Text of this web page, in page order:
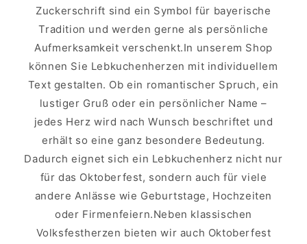
Zuckerschrift sind ein Symbol für bayerische
Tradition und werden gerne als persönliche
Aufmerksamkeit verschenkt.In unserem Shop
können Sie Lebkuchenherzen mit individuellem
Text gestalten. Ob ein romantischer Spruch, ein
lustiger Gruß oder ein persönlicher Name –
jedes Herz wird nach Wunsch beschriftet und
erhält so eine ganz besondere Bedeutung.
Dadurch eignet sich ein Lebkuchenherz nicht nur
für das Oktoberfest, sondern auch für viele
andere Anlässe wie Geburtstage, Hochzeiten
oder Firmenfeiern.Neben klassischen
Volksfestherzen bieten wir auch Oktoberfest